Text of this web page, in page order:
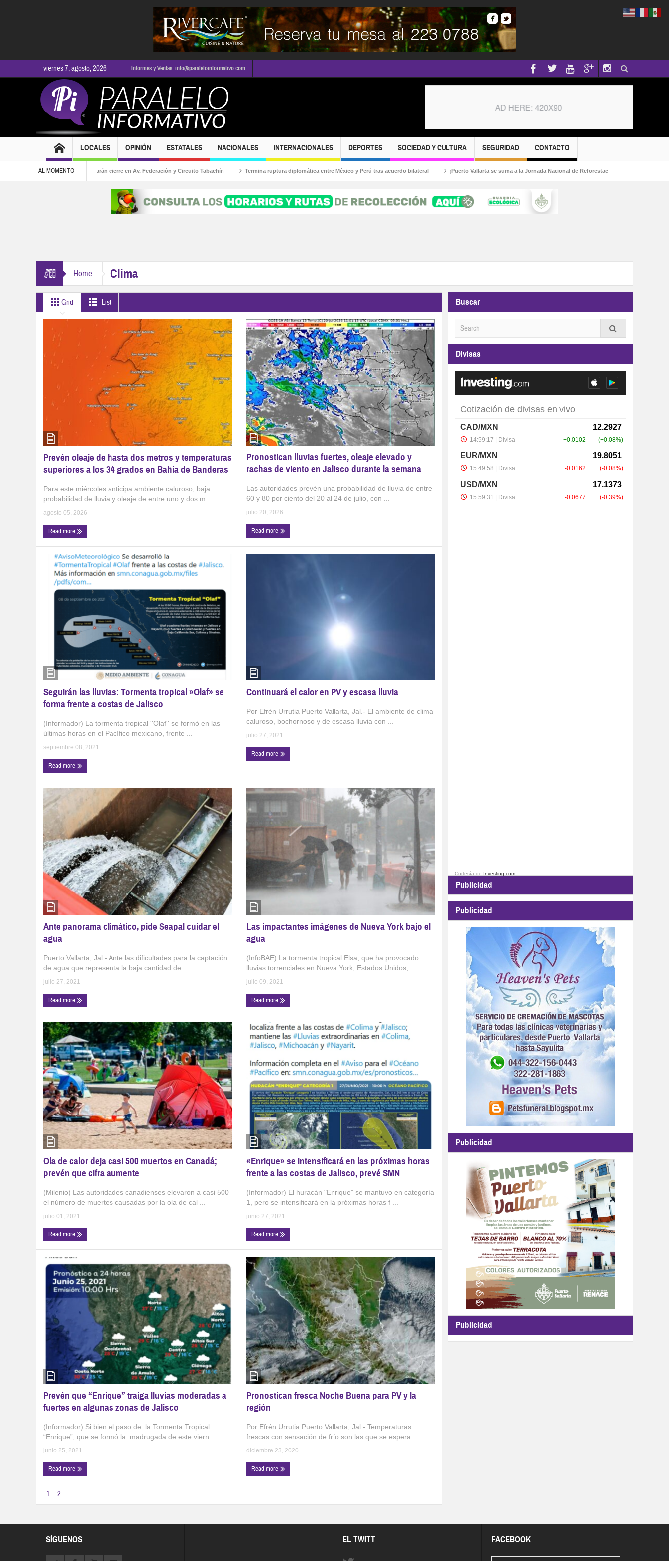
viernes 7, agosto, 2026 Informes y Ventas: info@paraleloinformativo.com
LOCALES OPINIÓN ESTATALES NACIONALES INTERNACIONALES DEPORTES SOCIEDAD Y CULTURA SEGURIDAD CONTACTO
AL MOMENTO
Obras viales provocarán cierre en Av. Federación y Circuito Tabachín Termina ruptura diplomática entre México y Perú tras acuerdo bilateral ¡Puerto Vallarta se suma a la Jornada Nacional de Reforestación 2026!
Home Clima
Grid List
Prevén oleaje de hasta dos metros y temperaturas
superiores a los 34 grados en Bahía de Banderas
Para este miércoles anticipa ambiente caluroso, baja
probabilidad de lluvia y oleaje de entre uno y dos m ...
agosto 05, 2026
Read more
Pronostican lluvias fuertes, oleaje elevado y
rachas de viento en Jalisco durante la semana
Las autoridades prevén una probabilidad de lluvia de entre
60 y 80 por ciento del 20 al 24 de julio, con ...
julio 20, 2026
Read more
Seguirán las lluvias: Tormenta tropical »Olaf» se
forma frente a costas de Jalisco
(Informador) La tormenta tropical ''Olaf'' se formó en las
últimas horas en el Pacífico mexicano, frente ...
septiembre 08, 2021
Read more
Continuará el calor en PV y escasa lluvia
Por Efrén Urrutia Puerto Vallarta, Jal.- El ambiente de clima
caluroso, bochornoso y de escasa lluvia con ...
julio 27, 2021
Read more
Ante panorama climático, pide Seapal cuidar el
agua
Puerto Vallarta, Jal.- Ante las dificultades para la captación
de agua que representa la baja cantidad de ...
julio 27, 2021
Read more
Las impactantes imágenes de Nueva York bajo el
agua
(InfoBAE) La tormenta tropical Elsa, que ha provocado
lluvias torrenciales en Nueva York, Estados Unidos, ...
julio 09, 2021
Read more
Ola de calor deja casi 500 muertos en Canadá;
prevén que cifra aumente
(Milenio) Las autoridades canadienses elevaron a casi 500
el número de muertes causadas por la ola de cal ...
julio 01, 2021
Read more
«Enrique» se intensificará en las próximas horas
frente a las costas de Jalisco, prevé SMN
(Informador) El huracán "Enrique" se mantuvo en categoría
1, pero se intensificará en la próximas horas f ...
junio 27, 2021
Read more
Prevén que “Enrique” traiga lluvias moderadas a
fuertes en algunas zonas de Jalisco
(Informador) Si bien el paso de la Tormenta Tropical
“Enrique”, que se formó la madrugada de este viern ...
junio 25, 2021
Read more
Pronostican fresca Noche Buena para PV y la
región
Por Efrén Urrutia Puerto Vallarta, Jal.- Temperaturas
frescas con sensación de frío son las que se espera ...
diciembre 23, 2020
Read more
1 2
Buscar
Divisas
Cortesía de Investing.com
Publicidad
Publicidad
Publicidad
Publicidad
SÍGUENOS EL TWITT FACEBOOK